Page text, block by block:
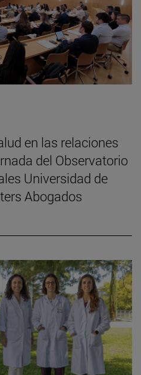
en las relaciones
del Observatorio
Universidad de
Abogados